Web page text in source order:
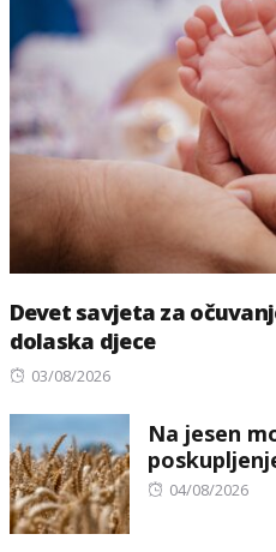
Devet savjeta za
dolaska djece
Posted
03/08/2026
Na jesen
Posted
04/08/2026